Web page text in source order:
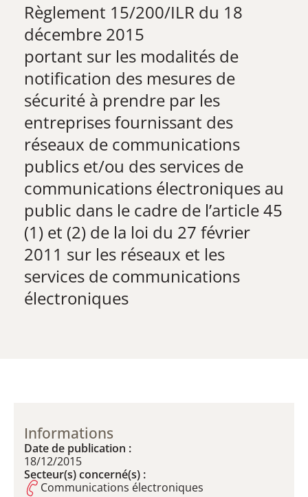
Règlement 15/200/ILR du 18
décembre 2015
​portant sur les modalités de
notification des mesures de
sécurité à prendre par les
entreprises fournissant des
réseaux de communications
publics et/ou des services de
communications électroniques au
public dans le cadre de l’article 45
(1) et (2) de la loi du 27 février
2011 sur les réseaux et les
services de communications
électroniques
Informations
Date de publication :
18/12/2015
Secteur(s) concerné(s) :
Communications électroniques